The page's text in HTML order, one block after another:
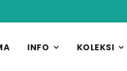
INFO KOLEKSI